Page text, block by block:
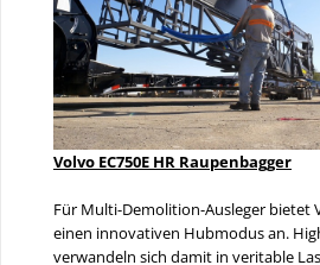
Volvo EC750E HR Raupenbagger
Für Multi-Demolition-Ausleger bietet
einen innovativen Hubmodus an.
verwandeln sich damit in veritable